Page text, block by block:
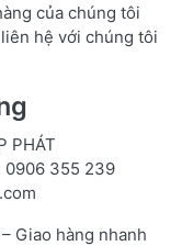
của chúng tôi
hệ với chúng tôi
PHÁT
0906 355 239
Giao hàng nhanh